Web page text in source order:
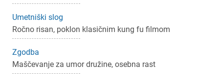
Umetniški slog
Ročno risan, poklon klasičnim kung fu filmom
Zgodba
Maščevanje za umor družine, osebna rast
Za dodajanje na seznam želja morate biti prijavljeni.